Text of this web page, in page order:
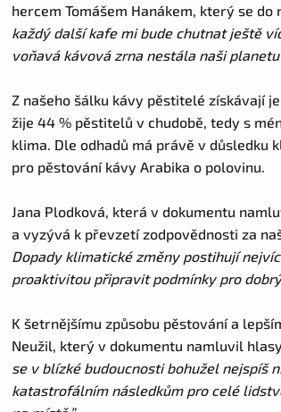
hercem Tomášem Hanákem, který se
každý další kafe mi bude chutnat ještě
voňavá kávová zrna nestála naši
Z našeho šálku kávy pěstitelé získávají
žije 44 % pěstitelů v chudobě, tedy s
klima. Dle odhadů má právě v důsledku
pro pěstování kávy Arabika o polovinu.
Jana Plodková, která v dokumentu
a vyzývá k převzetí zodpovědnosti za
Dopady klimatické změny postihují
proaktivitou připravit podmínky pro
K šetrnějšímu způsobu pěstování a
Neužil, který v dokumentu namluvil
se v blízké budoucnosti bohužel nejspíš
katastrofálním následkům pro celé